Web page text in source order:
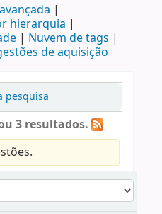
hierarquia
Nuvem de tags
de aquisição
pesquisa
3 resultados.